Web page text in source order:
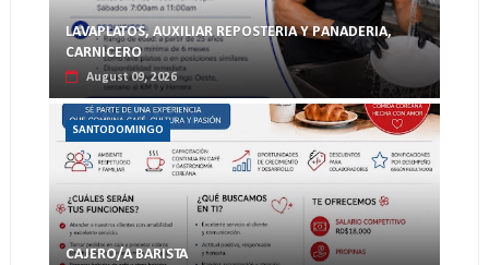
LAVAPLATOS, AUXILIAR REPOSTERIA Y PANADERIA,
CARNICERO
August 09, 2026
SANTODOMINGO
CAJERO/A BARISTA